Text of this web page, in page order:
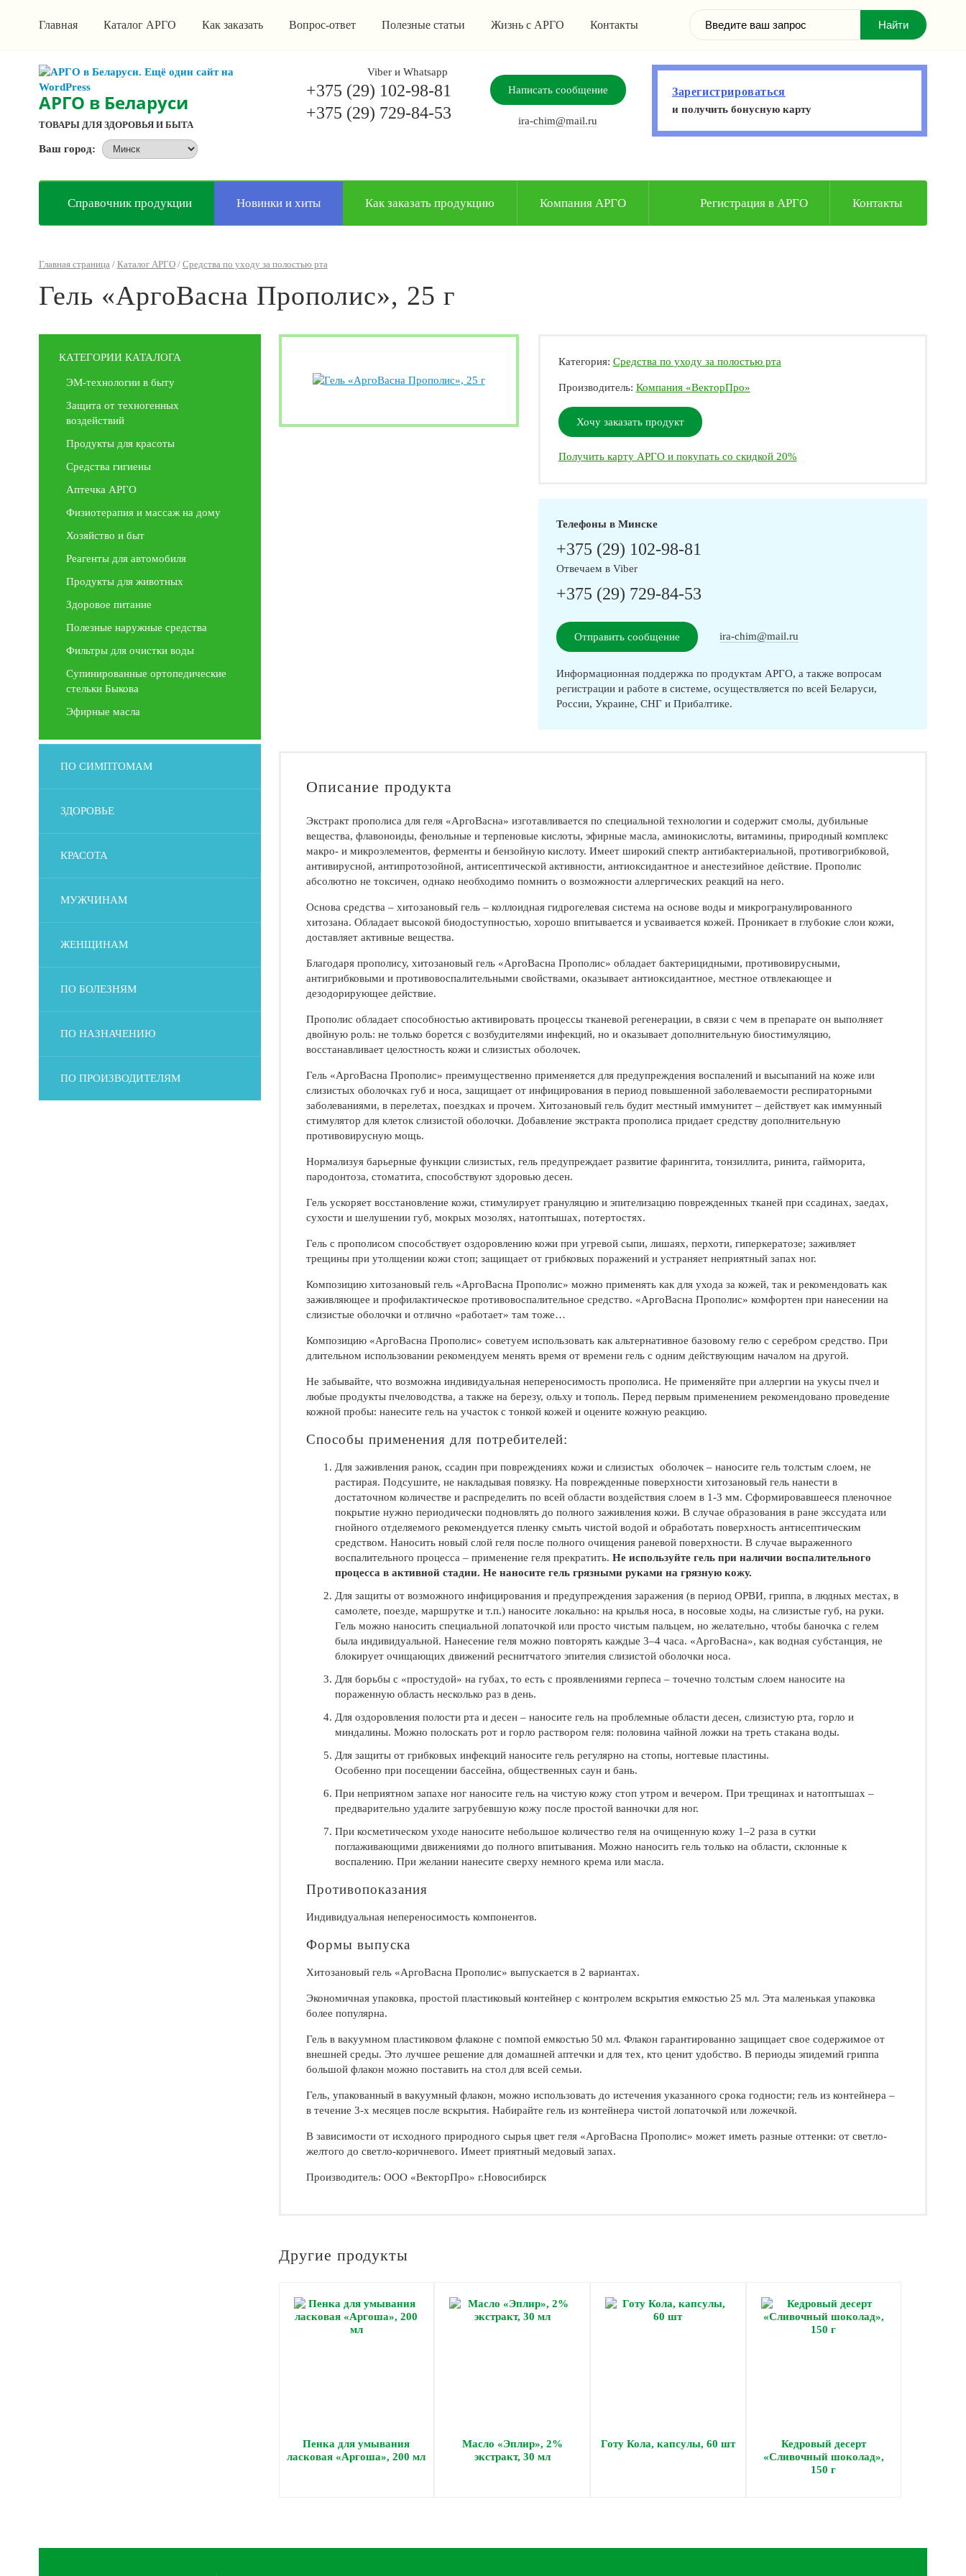
Главная Каталог АРГО Как заказать Вопрос-ответ Полезные статьи Жизнь с АРГО Контакты
АРГО в Беларуси
ТОВАРЫ ДЛЯ ЗДОРОВЬЯ И БЫТА
Ваш город:
Viber и Whatsapp
+375 (29) 102-98-81
+375 (29) 729-84-53
Написать сообщение
ira-chim@mail.ru
Зарегистрироваться
и получить бонусную карту
Справочник продукции Новинки и хиты Как заказать продукцию Компания АРГО Регистрация в АРГО Контакты
Главная страница/ Каталог АРГО/ Средства по уходу за полостью рта
Гель «АргоВасна Прополис», 25 г
Категория: Средства по уходу за полостью рта
Производитель: Компания «ВекторПро»
Хочу заказать продукт
Получить карту АРГО и покупать со скидкой 20%
Телефоны в Минске
+375 (29) 102-98-81
Отвечаем в Viber
+375 (29) 729-84-53
Отправить сообщение ira-chim@mail.ru
Информационная поддержка по продуктам АРГО, а также вопросам
регистрации и работе в системе, осуществляется по всей Беларуси,
России, Украине, СНГ и Прибалтике.
Описание продукта
Экстракт прополиса для геля «АргоВасна» изготавливается по специальной технологии и содержит смолы, дубильные
вещества, флавоноиды, фенольные и терпеновые кислоты, эфирные масла, аминокислоты, витамины, природный комплекс
макро- и микроэлементов, ферменты и бензойную кислоту. Имеет широкий спектр антибактериальной, противогрибковой,
антивирусной, антипротозойной, антисептической активности, антиоксидантное и анестезийное действие. Прополис
абсолютно не токсичен, однако необходимо помнить о возможности аллергических реакций на него.
Основа средства – хитозановый гель – коллоидная гидрогелевая система на основе воды и микрогранулированного
хитозана. Обладает высокой биодоступностью, хорошо впитывается и усваивается кожей. Проникает в глубокие слои кожи,
доставляет активные вещества.
Благодаря прополису, хитозановый гель «АргоВасна Прополис» обладает бактерицидными, противовирусными,
антигрибковыми и противовоспалительными свойствами, оказывает антиоксидантное, местное отвлекающее и
дезодорирующее действие.
Прополис обладает способностью активировать процессы тканевой регенерации, в связи с чем в препарате он выполняет
двойную роль: не только борется с возбудителями инфекций, но и оказывает дополнительную биостимуляцию,
восстанавливает целостность кожи и слизистых оболочек.
Гель «АргоВасна Прополис» преимущественно применяется для предупреждения воспалений и высыпаний на коже или
слизистых оболочках губ и носа, защищает от инфицирования в период повышенной заболеваемости респираторными
заболеваниями, в перелетах, поездках и прочем. Хитозановый гель будит местный иммунитет – действует как иммунный
стимулятор для клеток слизистой оболочки. Добавление экстракта прополиса придает средству дополнительную
противовирусную мощь.
Нормализуя барьерные функции слизистых, гель предупреждает развитие фарингита, тонзиллита, ринита, гайморита,
пародонтоза, стоматита, способствуют здоровью десен.
Гель ускоряет восстановление кожи, стимулирует грануляцию и эпителизацию поврежденных тканей при ссадинах, заедах,
сухости и шелушении губ, мокрых мозолях, натоптышах, потертостях.
Гель с прополисом способствует оздоровлению кожи при угревой сыпи, лишаях, перхоти, гиперкератозе; заживляет
трещины при утолщении кожи стоп; защищает от грибковых поражений и устраняет неприятный запах ног.
Композицию хитозановый гель «АргоВасна Прополис» можно применять как для ухода за кожей, так и рекомендовать как
заживляющее и профилактическое противовоспалительное средство. «АргоВасна Прополис» комфортен при нанесении на
слизистые оболочки и отлично «работает» там тоже…
Композицию «АргоВасна Прополис» советуем использовать как альтернативное базовому гелю с серебром средство. При
длительном использовании рекомендуем менять время от времени гель с одним действующим началом на другой.
Не забывайте, что возможна индивидуальная непереносимость прополиса. Не применяйте при аллергии на укусы пчел и
любые продукты пчеловодства, а также на березу, ольху и тополь. Перед первым применением рекомендовано проведение
кожной пробы: нанесите гель на участок с тонкой кожей и оцените кожную реакцию.
Способы применения для потребителей:
Для заживления ранок, ссадин при повреждениях кожи и слизистых оболочек – наносите гель толстым слоем, не
растирая. Подсушите, не накладывая повязку. На поврежденные поверхности хитозановый гель нанести в
достаточном количестве и распределить по всей области воздействия слоем в 1-3 мм. Сформировавшееся пленочное
покрытие нужно периодически подновлять до полного заживления кожи. В случае образования в ране экссудата или
гнойного отделяемого рекомендуется пленку смыть чистой водой и обработать поверхность антисептическим
средством. Наносить новый слой геля после полного очищения раневой поверхности. В случае выраженного
воспалительного процесса – применение геля прекратить. Не используйте гель при наличии воспалительного
процесса в активной стадии. Не наносите гель грязными руками на грязную кожу.
Для защиты от возможного инфицирования и предупреждения заражения (в период ОРВИ, гриппа, в людных местах, в
самолете, поезде, маршрутке и т.п.) наносите локально: на крылья носа, в носовые ходы, на слизистые губ, на руки.
Гель можно наносить специальной лопаточкой или просто чистым пальцем, но желательно, чтобы баночка с гелем
была индивидуальной. Нанесение геля можно повторять каждые 3–4 часа. «АргоВасна», как водная субстанция, не
блокирует очищающих движений реснитчатого эпителия слизистой оболочки носа.
Для борьбы с «простудой» на губах, то есть с проявлениями герпеса – точечно толстым слоем наносите на
пораженную область несколько раз в день.
Для оздоровления полости рта и десен – наносите гель на проблемные области десен, слизистую рта, горло и
миндалины. Можно полоскать рот и горло раствором геля: половина чайной ложки на треть стакана воды.
Для защиты от грибковых инфекций наносите гель регулярно на стопы, ногтевые пластины.
Особенно при посещении бассейна, общественных саун и бань.
При неприятном запахе ног наносите гель на чистую кожу стоп утром и вечером. При трещинах и натоптышах –
предварительно удалите загрубевшую кожу после простой ванночки для ног.
При косметическом уходе наносите небольшое количество геля на очищенную кожу 1–2 раза в сутки
поглаживающими движениями до полного впитывания. Можно наносить гель только на области, склонные к
воспалению. При желании нанесите сверху немного крема или масла.
Противопоказания
Индивидуальная непереносимость компонентов.
Формы выпуска
Хитозановый гель «АргоВасна Прополис» выпускается в 2 вариантах.
Экономичная упаковка, простой пластиковый контейнер с контролем вскрытия емкостью 25 мл. Эта маленькая упаковка
более популярна.
Гель в вакуумном пластиковом флаконе с помпой емкостью 50 мл. Флакон гарантированно защищает свое содержимое от
внешней среды. Это лучшее решение для домашней аптечки и для тех, кто ценит удобство. В периоды эпидемий гриппа
большой флакон можно поставить на стол для всей семьи.
Гель, упакованный в вакуумный флакон, можно использовать до истечения указанного срока годности; гель из контейнера –
в течение 3-х месяцев после вскрытия. Набирайте гель из контейнера чистой лопаточкой или ложечкой.
В зависимости от исходного природного сырья цвет геля «АргоВасна Прополис» может иметь разные оттенки: от светло-
желтого до светло-коричневого. Имеет приятный медовый запах.
Производитель: ООО «ВекторПро» г.Новосибирск
Другие продукты
Пенка для умывания
ласковая «Аргоша», 200 мл
Масло «Эплир», 2%
экстракт, 30 мл
Готу Кола, капсулы, 60 шт
Кедровый десерт
«Сливочный шоколад»,
150 г
КАТЕГОРИИ КАТАЛОГА
ЭМ-технологии в быту
Защита от техногенных
воздействий
Продукты для красоты
Средства гигиены
Аптечка АРГО
Физиотерапия и массаж на дому
Хозяйство и быт
Реагенты для автомобиля
Продукты для животных
Здоровое питание
Полезные наружные средства
Фильтры для очистки воды
Супинированные ортопедические
стельки Быкова
Эфирные масла
ПО СИМПТОМАМ
ЗДОРОВЬЕ
КРАСОТА
МУЖЧИНАМ
ЖЕНЩИНАМ
ПО БОЛЕЗНЯМ
ПО НАЗНАЧЕНИЮ
ПО ПРОИЗВОДИТЕЛЯМ